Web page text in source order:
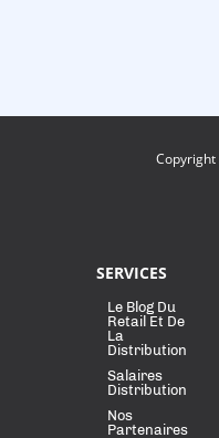
SERVICES
Le Blog Du
Retail Et De
La
Distribution
Salaires
Distribution
Nos
Partenaires